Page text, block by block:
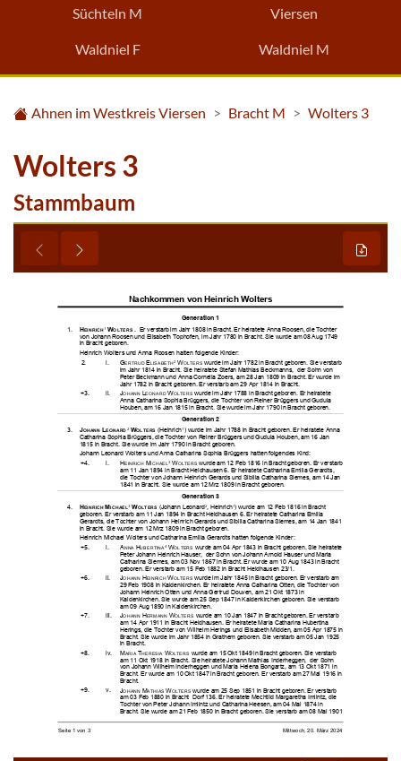
Süchteln M Viersen
Waldniel F Waldniel M
Ahnen im Westkreis Viersen Bracht M Wolters 3
Wolters 3
Stammbaum


   




     



     




      




     






       




     



     





     






     






     





